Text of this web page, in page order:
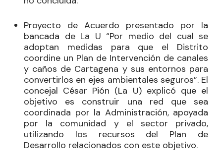
Proyecto de Acuerdo presentado por la
bancada de La U “Por medio del cual se
adoptan medidas para que el Distrito
coordine un Plan de Intervención de canales
y caños de Cartagena y sus entornos para
convertirlos en ejes ambientales seguros”. El
concejal César Pión (La U) explicó que el
objetivo es construir una red que sea
coordinada por la Administración, apoyada
por la comunidad y el sector privado,
utilizando los recursos del Plan de
Desarrollo relacionados con este objetivo.